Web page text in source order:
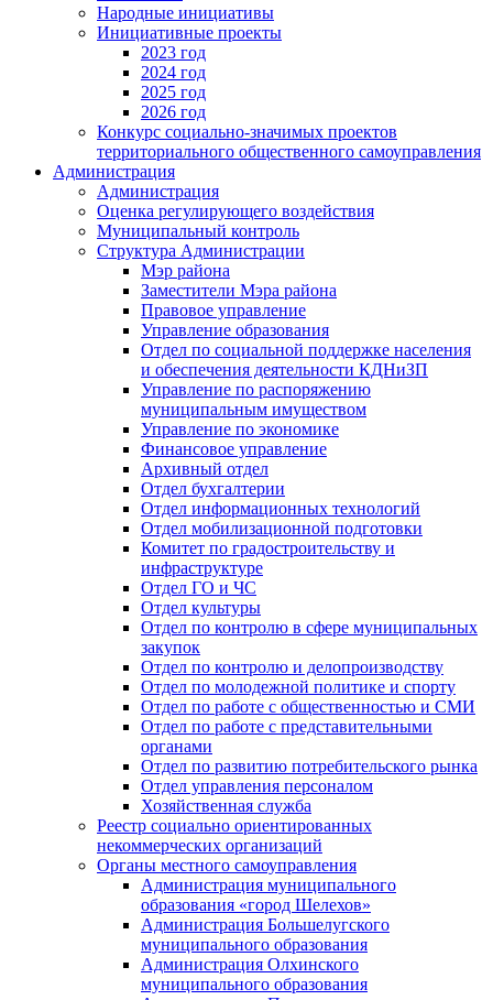
Народные инициативы
Инициативные проекты
2023 год
2024 год
2025 год
2026 год
Конкурс социально-значимых проектов
территориального общественного самоуправления
Администрация
Администрация
Оценка регулирующего воздействия
Муниципальный контроль
Структура Администрации
Мэр района
Заместители Мэра района
Правовое управление
Управление образования
Отдел по социальной поддержке населения
и обеспечения деятельности КДНиЗП
Управление по распоряжению
муниципальным имуществом
Управление по экономике
Финансовое управление
Архивный отдел
Отдел бухгалтерии
Отдел информационных технологий
Отдел мобилизационной подготовки
Комитет по градостроительству и
инфраструктуре
Отдел ГО и ЧС
Отдел культуры
Отдел по контролю в сфере муниципальных
закупок
Отдел по контролю и делопроизводству
Отдел по молодежной политике и спорту
Отдел по работе с общественностью и СМИ
Отдел по работе с представительными
органами
Отдел по развитию потребительского рынка
Отдел управления персоналом
Хозяйственная служба
Реестр социально ориентированных
некоммерческих организаций
Органы местного самоуправления
Администрация муниципального
образования «город Шелехов»
Администрация Большелугского
муниципального образования
Администрация Олхинского
муниципального образования